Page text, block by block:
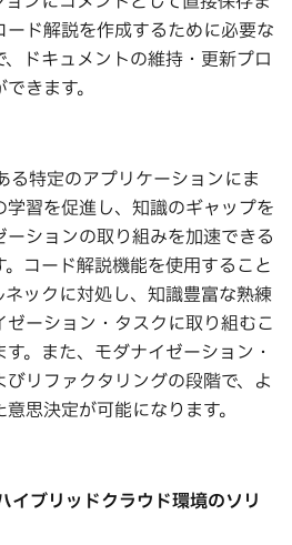
ド解説を作成するために必要な
ドキュメントの維持・更新プロ
きます。
特定のアプリケーションにま
習を促進し、知識のギャップを
ションの取り組みを加速できる
コード解説機能を使用すること
ックに対処し、知識豊富な熟練
ーション・タスクに取り組むこ
。また、モダナイゼーション・
リファクタリングの段階で、よ
思決定が可能になります。
イブリッドクラウド環境のソリ